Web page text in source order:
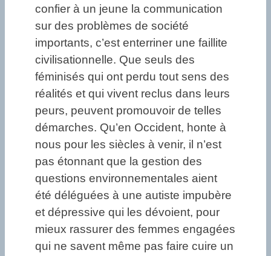
confier à un jeune la communication
sur des problèmes de société
importants, c’est enterriner une faillite
civilisationnelle. Que seuls des
féminisés qui ont perdu tout sens des
réalités et qui vivent reclus dans leurs
peurs, peuvent promouvoir de telles
démarches. Qu’en Occident, honte à
nous pour les siècles à venir, il n’est
pas étonnant que la gestion des
questions environnementales aient
été déléguées à une autiste impubère
et dépressive qui les dévoient, pour
mieux rassurer des femmes engagées
qui ne savent même pas faire cuire un